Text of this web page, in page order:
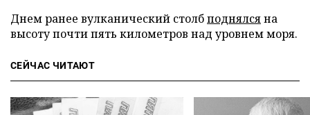
Днем ранее вулканический столбподнялсяна
высоту почти пять километров над уровнем моря.
СЕЙЧАС ЧИТАЮТ